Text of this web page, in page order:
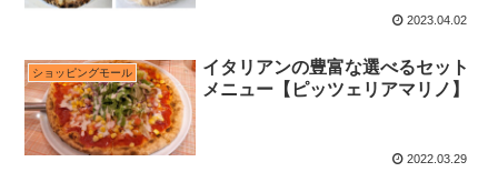
2023.04.02
ショッピングモール
イタリアンの豊富な選べるセット
メニュー【ピッツェリアマリノ】
2022.03.29